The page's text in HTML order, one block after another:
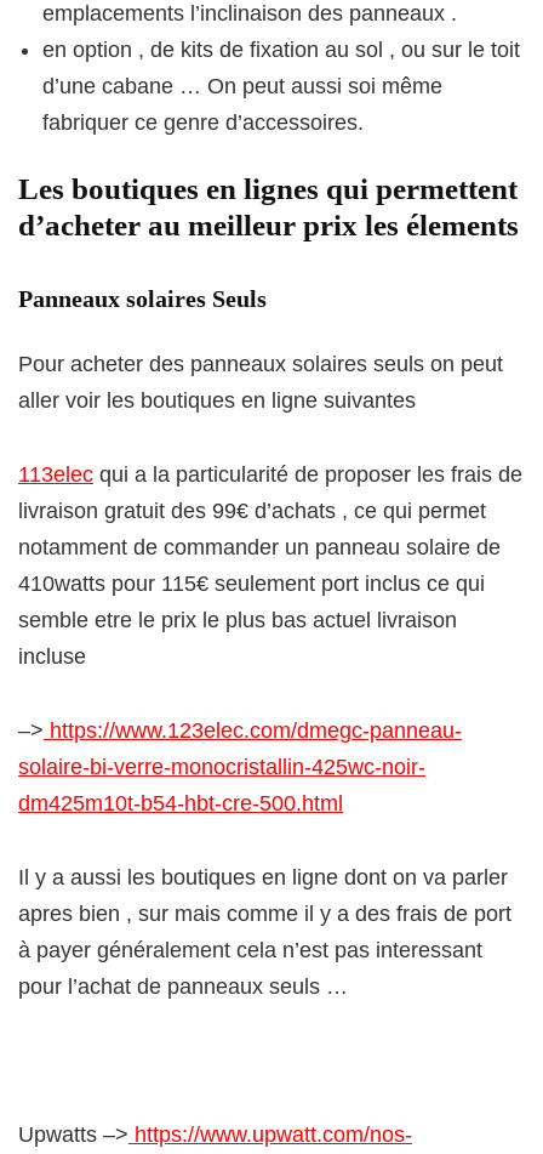
emplacements l’inclinaison des panneaux .
en option , de kits de fixation au sol , ou sur le toit
d’une cabane … On peut aussi soi même
fabriquer ce genre d’accessoires.
Les boutiques en lignes qui permettent
d’acheter au meilleur prix les élements
Panneaux solaires Seuls
Pour acheter des panneaux solaires seuls on peut
aller voir les boutiques en ligne suivantes
113elec qui a la particularité de proposer les frais de
livraison gratuit des 99€ d’achats , ce qui permet
notamment de commander un panneau solaire de
410watts pour 115€ seulement port inclus ce qui
semble etre le prix le plus bas actuel livraison
incluse
–> https://www.123elec.com/dmegc-panneau-
solaire-bi-verre-monocristallin-425wc-noir-
dm425m10t-b54-hbt-cre-500.html
Il y a aussi les boutiques en ligne dont on va parler
apres bien , sur mais comme il y a des frais de port
à payer généralement cela n’est pas interessant
pour l’achat de panneaux seuls …
Upwatts –> https://www.upwatt.com/nos-